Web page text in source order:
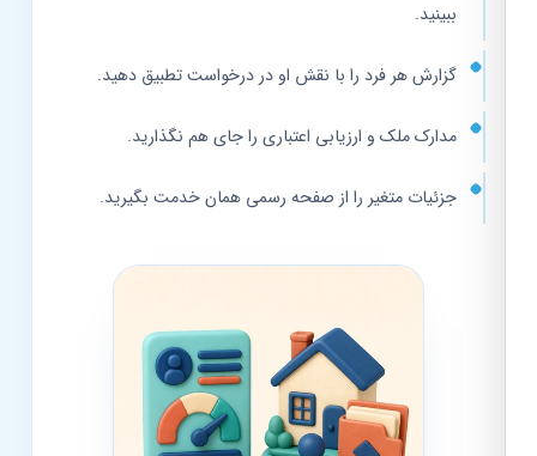
ببینید.
گزارش هر فرد را با نقش او در درخواست تطبیق دهید.
مدارک ملک و ارزیابی اعتباری را جای هم نگذارید.
جزئیات متغیر را از صفحه رسمی همان خدمت بگیرید.